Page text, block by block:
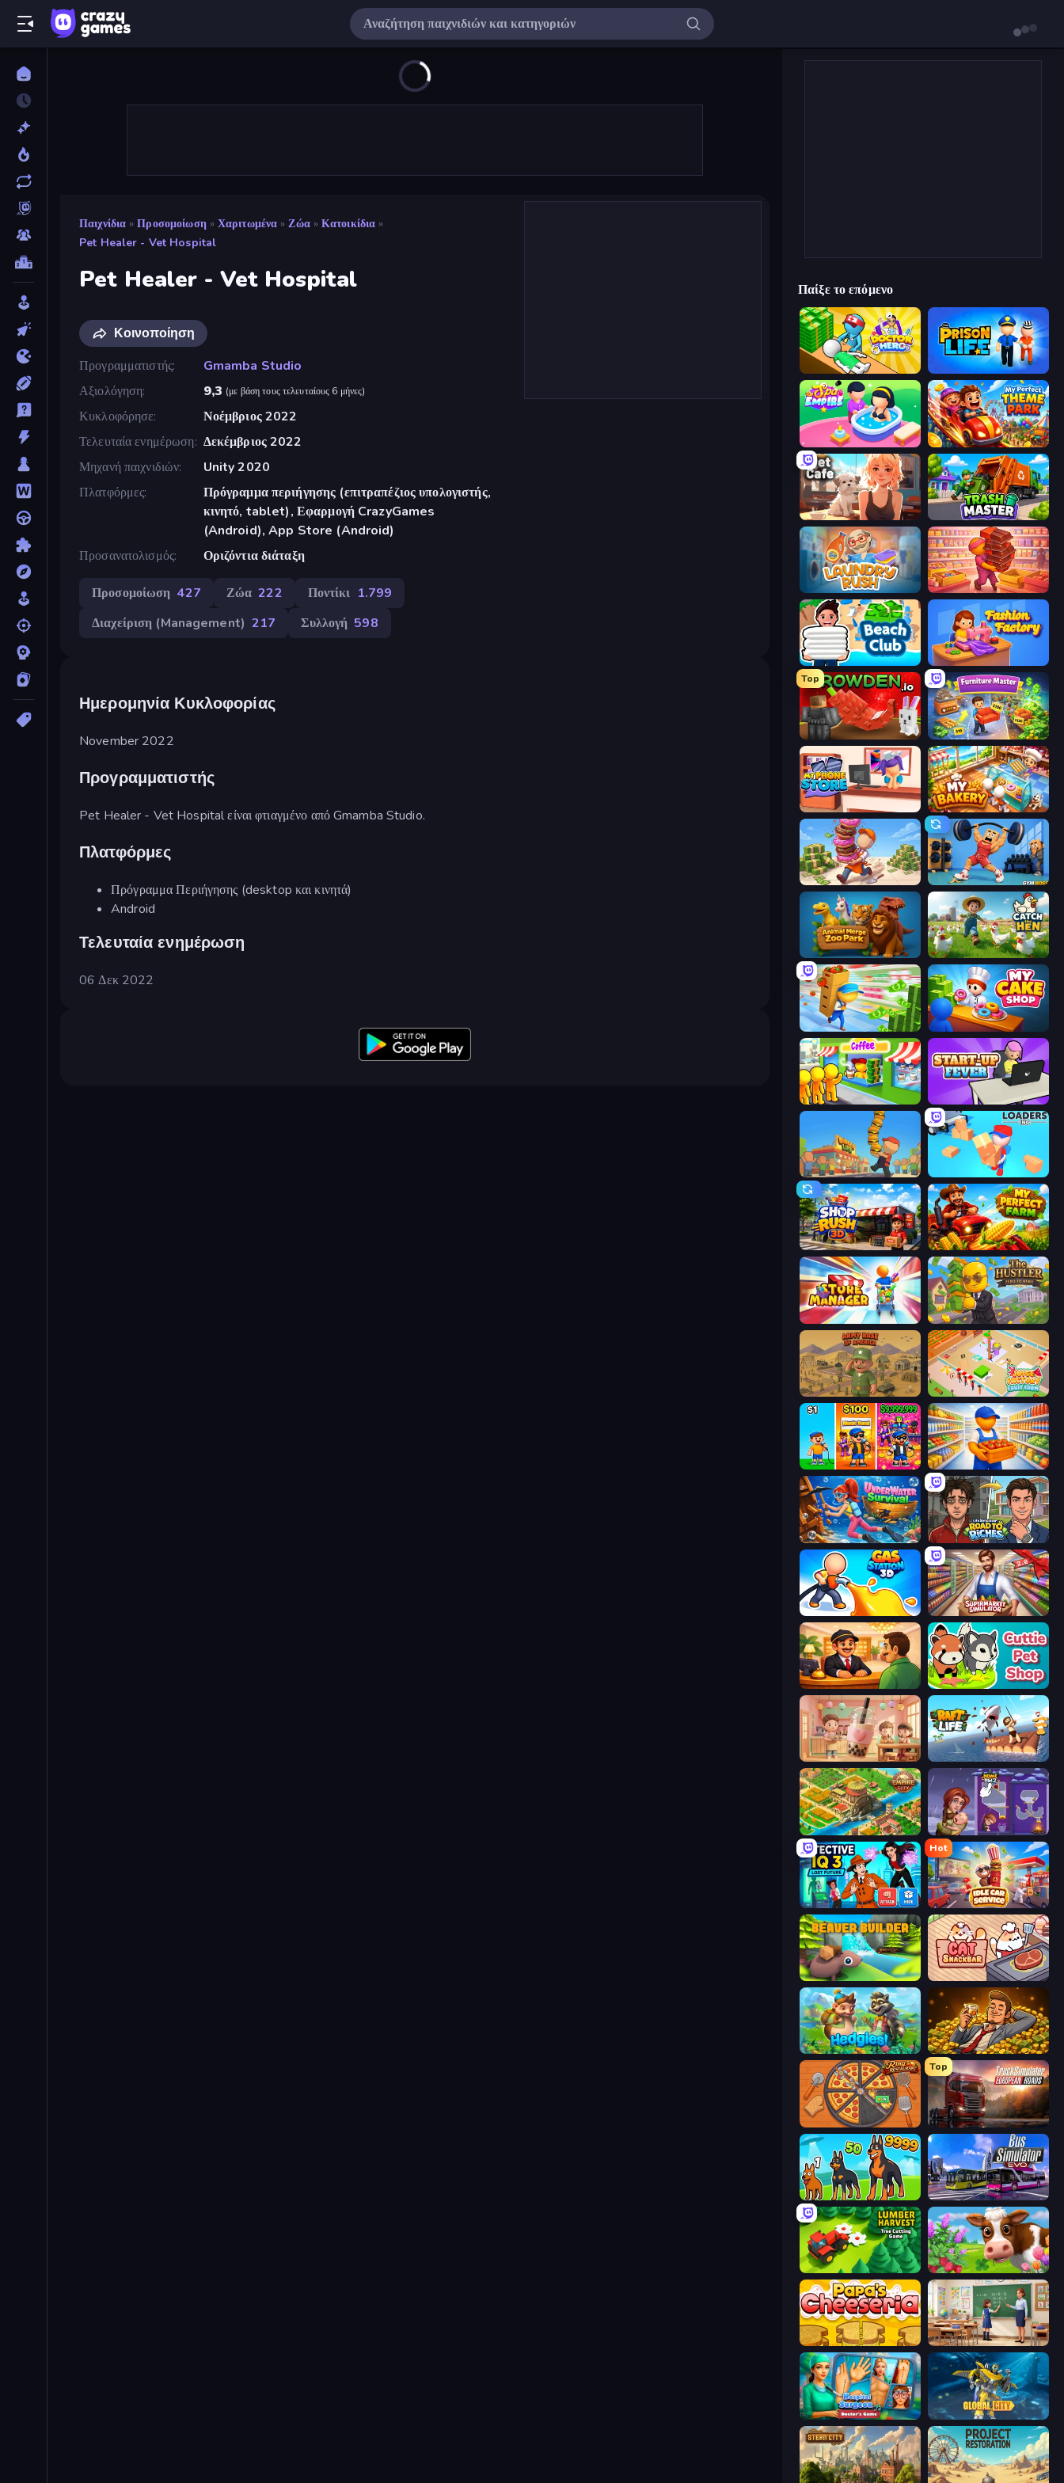
Παιχνίδια » Προσομοίωση » Χαριτωμένα » Ζώα » Κατοικίδια »
Pet Healer - Vet Hospital
Pet Healer - Vet Hospital
Κοινοποίηση
Προγραμματιστής
Gmamba Studio
Αξιολόγηση
9,3 (με βάση τους τελευταίους 6 μήνες)
Κυκλοφόρησε
Νοέμβριος 2022
Τελευταία ενημέρωση Δεκέμβριος 2022
Μηχανή παιχνιδιών
Unity 2020
Πλατφόρμες
Πρόγραμμα περιήγησης (επιτραπέζιος υπολογιστής,
κινητό, tablet), Εφαρμογή CrazyGames
(Android), App Store (Android)
Προσανατολισμός
Οριζόντια διάταξη
Προσομοίωση 427 Ζώα 222 Ποντίκι 1.799
Διαχείριση (Management) 217 Συλλογή 598
Ημερομηνία Κυκλοφορίας
November 2022
Προγραμματιστής
Pet Healer - Vet Hospital είναι φτιαγμένο από Gmamba Studio.
Πλατφόρμες
Πρόγραμμα Περιήγησης (desktop και κινητά)
Android
Τελευταία ενημέρωση
06 Δεκ 2022
Παίξε το επόμενο
Doctor Hero Prison Life
Spa Empire My Perfect Theme Park
Pet Cafe Trash Master
Laundry Rush Candy Packing Store
Beach Club Fashion Factory
Top
Grow A Garden | Growden.io Furniture Master: Idle Tycoon
My Phone Store My bakery
Donut Place Gym Boss
Animal Merge Zoo Park Catch the Hen
Supermarket Empire My Cake Shop
Coffee Idle StartUp Fever
Burger Life
Shop Rush 3D My Perfect Farm
Store Manager The Hustler
Army Base Of America Juice Factory - Fruit Farm
Music Band Supermarket Manager
Underwater Survival Life Simulator: Road to Riches
Gas Station 3D Supermarket Simulator: Store Manager
Cuttie Pet Shop
Boba Shop Raft Life
Empire City Home Pin 2
Detective IQ 3
Hot
Idle Car Service: Tycoon
Beaver Builder Cat Snack Bar
Hedgies Idle Billionaire Tycoon
Ring Restaurant
Top
Truck Simulator: European Roads
Dogs vs Aliens Bus Simulator: EVO
Lumber Harvest: Tree Cutting Game Country Life Meadows
Papa's Cheeseria High School Teacher Simulator
Hospital Surgeon: Doctor's Game Global City